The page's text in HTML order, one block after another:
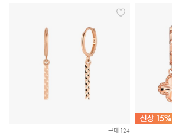
구매 124